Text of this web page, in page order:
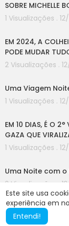
Este site usa
experiência em
Entendi!
SOBRE MICHELLE
1 Visualizações .
EM 2024, A
PODE MUDAR
2 Visualizações .
Uma Viagem
1 Visualizações .
EM 10 DIAS, É O
GAZA QUE
1 Visualizações .
Uma Noite com
2 Visualizações .